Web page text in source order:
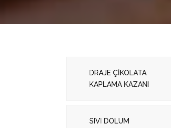
DRAJE ÇİKOLATA
KAPLAMA KAZANI
SIVI DOLUM